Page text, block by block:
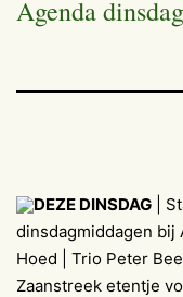
Agenda
DEZE DINSDAG |
dinsdagmiddagen bij
Hoed | Trio Peter
Zaanstreek etentje